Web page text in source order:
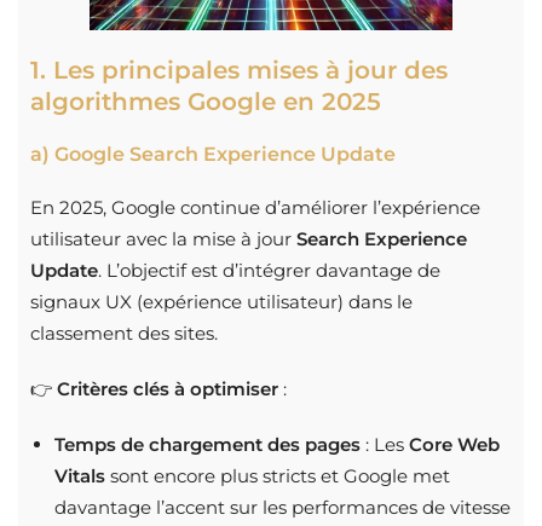
1. Les principales mises à jour des
algorithmes Google en 2025
a) Google Search Experience Update
En 2025, Google continue d’améliorer l’expérience
utilisateur avec la mise à jour Search Experience
Update. L’objectif est d’intégrer davantage de
signaux UX (expérience utilisateur) dans le
classement des sites.
👉 Critères clés à optimiser :
Temps de chargement des pages : Les Core Web
Vitals sont encore plus stricts et Google met
davantage l’accent sur les performances de vitesse